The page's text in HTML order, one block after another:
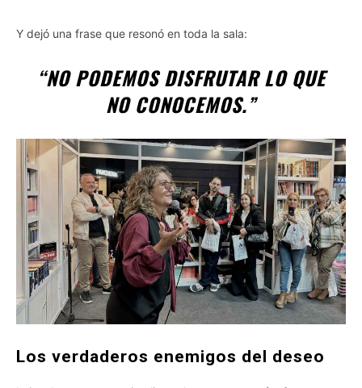
Y dejó una frase que resonó en toda la sala:
“NO PODEMOS DISFRUTAR LO QUE
NO CONOCEMOS.”
Los verdaderos enemigos del deseo